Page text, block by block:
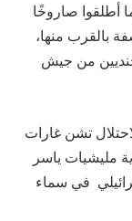
أطلقوا صاروخًا
بالقرب منها،
من جيش
تشن غارات
مليشيات ياسر
في سماء